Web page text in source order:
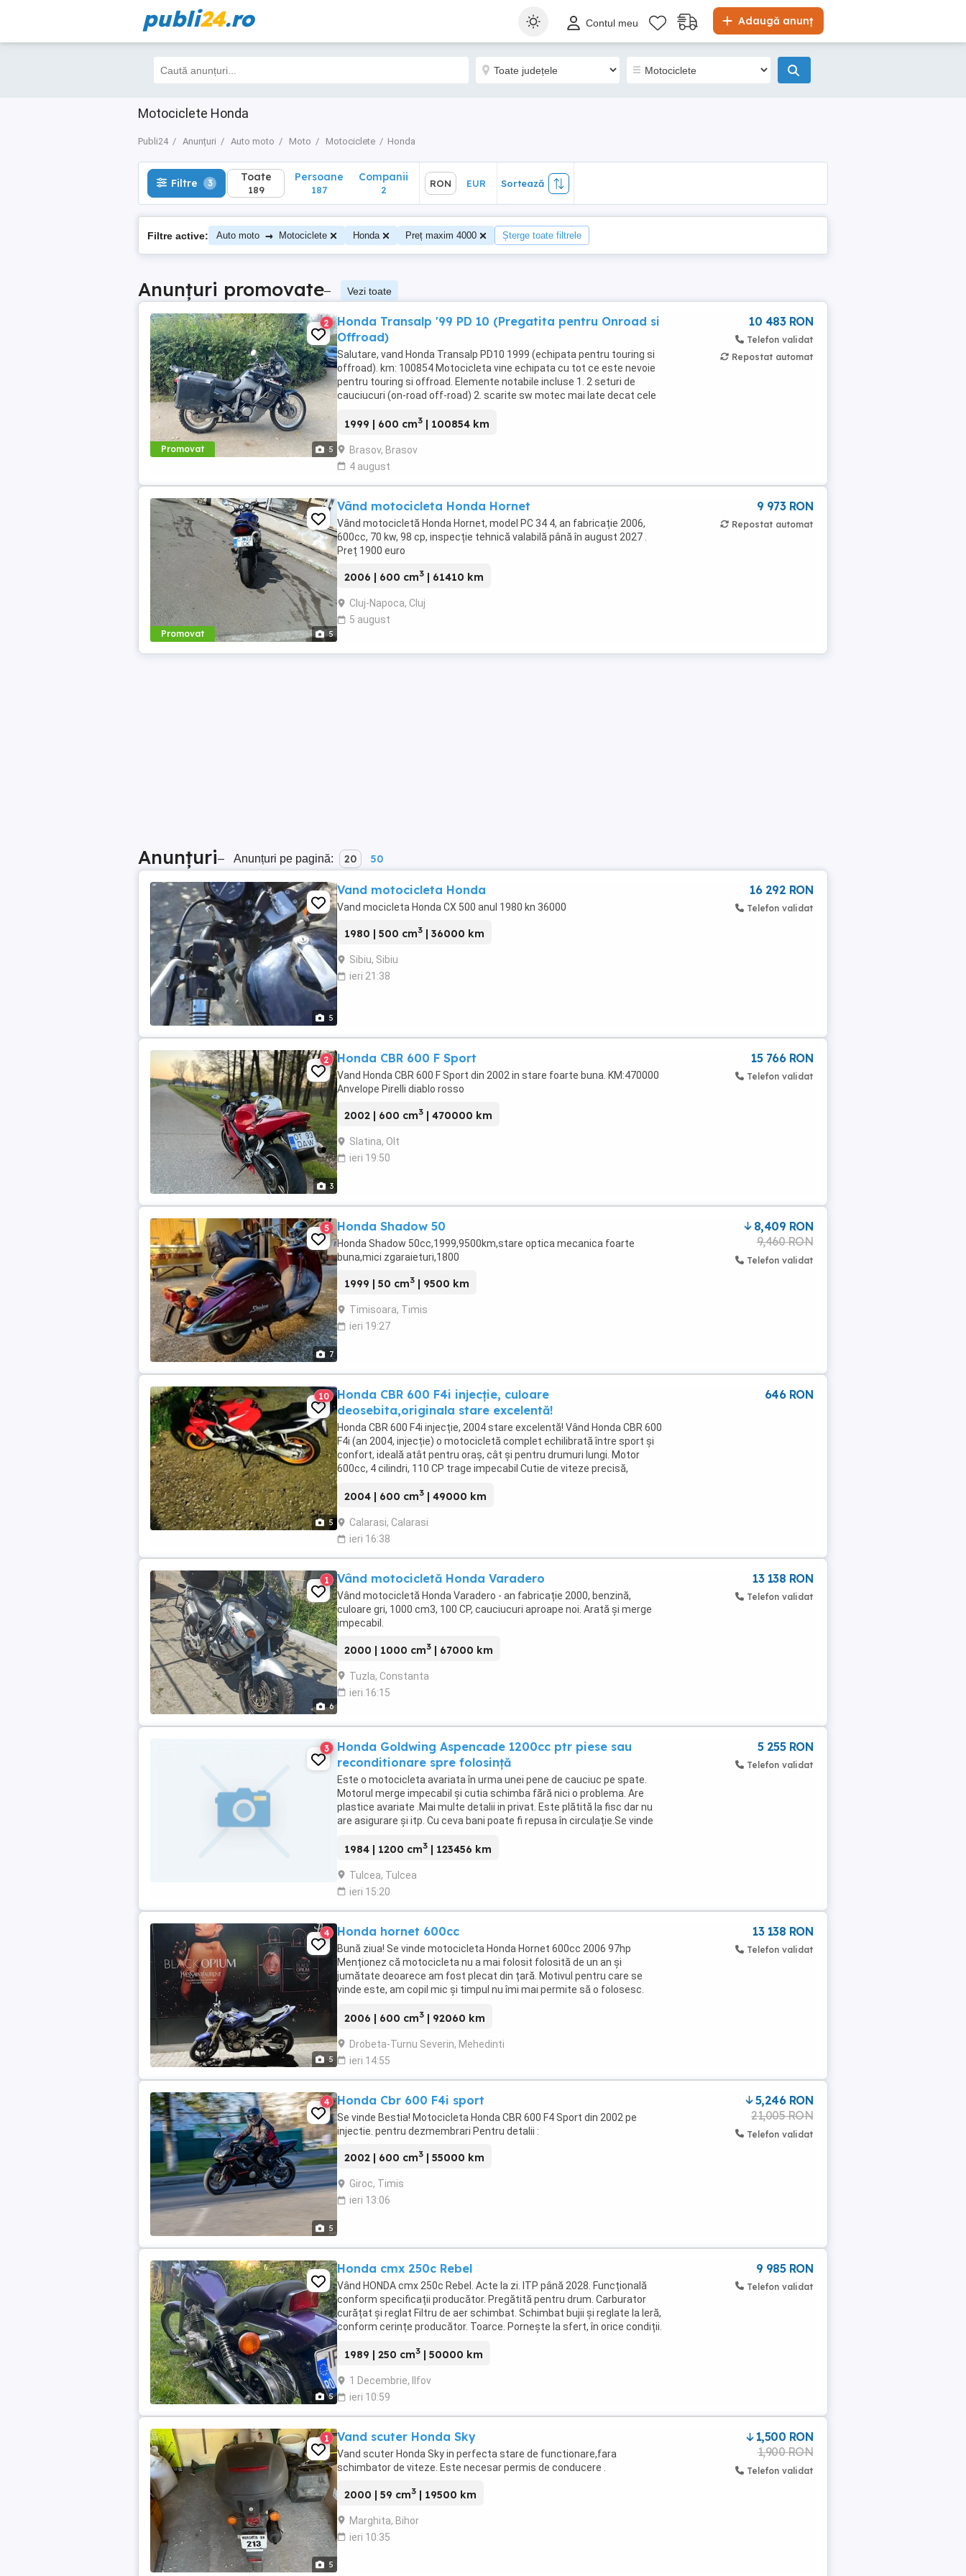
publi24.ro Adaugă anunț
Contul meu
Motociclete Honda
Publi24 Anunțuri Auto moto Moto Motociclete Honda
Filtre 3 Toate
189
Sortează
Filtre 3 Toate
189
Persoane
187
Companii
2
RON EUR Sortează
Filtre active: Auto moto → Motociclete Honda Preț maxim 4000 Șterge toate filtrele
Anunțuri promovate– Vezi toate
Promovat 5
2
Honda Transalp '99 PD 10 (Pregatita pentru Onroad si
Offroad)
Salutare, vand Honda Transalp PD10 1999 (echipata pentru touring si
offroad). km: 100854 Motocicleta vine echipata cu tot ce este nevoie
pentru touring si offroad. Elemente notabile incluse 1. 2 seturi de
cauciucuri (on-road off-road) 2. scarite sw motec mai late decat cele
1999 | 600 cm3 | 100854 km
Brasov, Brasov
4 august
10 483 RON
Telefon validat
Repostat automat
Promovat 5
Vând motocicleta Honda Hornet
Vând motocicletă Honda Hornet, model PC 34 4, an fabricație 2006,
600cc, 70 kw, 98 cp, inspecție tehnică valabilă până în august 2027 .
Preț 1900 euro
2006 | 600 cm3 | 61410 km
Cluj-Napoca, Cluj
5 august
9 973 RON
Repostat automat
Anunțuri– Anunțuri pe pagină: 20 50
5
Vand motocicleta Honda
Vand mocicleta Honda CX 500 anul 1980 kn 36000
1980 | 500 cm3 | 36000 km
Sibiu, Sibiu
ieri 21:38
16 292 RON
Telefon validat
3
2 Honda CBR 600 F Sport
Vand Honda CBR 600 F Sport din 2002 in stare foarte buna. KM:470000
Anvelope Pirelli diablo rosso
2002 | 600 cm3 | 470000 km
Slatina, Olt
ieri 19:50
15 766 RON
Telefon validat
7
5 Honda Shadow 50
Honda Shadow 50cc,1999,9500km,stare optica mecanica foarte
buna,mici zgaraieturi,1800
1999 | 50 cm3 | 9500 km
Timisoara, Timis
ieri 19:27
8,409 RON
9,460 RON
Telefon validat
5
10
Honda CBR 600 F4i injecție, culoare
deosebita,originala stare excelentă!
Honda CBR 600 F4i injecție, 2004 stare excelentă! Vând Honda CBR 600
F4i (an 2004, injecție) o motocicletă complet echilibrată între sport și
confort, ideală atât pentru oraș, cât și pentru drumuri lungi. Motor
600cc, 4 cilindri, 110 CP trage impecabil Cutie de viteze precisă,
2004 | 600 cm3 | 49000 km
Calarasi, Calarasi
ieri 16:38
646 RON
6
1 Vând motocicletă Honda Varadero
Vând motocicletă Honda Varadero - an fabricație 2000, benzină,
culoare gri, 1000 cm3, 100 CP, cauciucuri aproape noi. Arată și merge
impecabil.
2000 | 1000 cm3 | 67000 km
Tuzla, Constanta
ieri 16:15
13 138 RON
Telefon validat
3
Honda Goldwing Aspencade 1200cc ptr piese sau
reconditionare spre folosință
Este o motocicleta avariata în urma unei pene de cauciuc pe spate.
Motorul merge impecabil și cutia schimba fără nici o problema. Are
plastice avariate .Mai multe detalii in privat. Este plătită la fisc dar nu
are asigurare și itp. Cu ceva bani poate fi repusa în circulație.Se vinde
1984 | 1200 cm3 | 123456 km
Tulcea, Tulcea
ieri 15:20
5 255 RON
Telefon validat
5
4 Honda hornet 600cc
Bună ziua! Se vinde motocicleta Honda Hornet 600cc 2006 97hp
Menționez că motocicleta nu a mai folosit folosită de un an și
jumătate deoarece am fost plecat din țară. Motivul pentru care se
vinde este, am copil mic și timpul nu îmi mai permite să o folosesc.
2006 | 600 cm3 | 92060 km
Drobeta-Turnu Severin, Mehedinti
ieri 14:55
13 138 RON
Telefon validat
5
4 Honda Cbr 600 F4i sport
Se vinde Bestia! Motocicleta Honda CBR 600 F4 Sport din 2002 pe
injectie. pentru dezmembrari Pentru detalii :
2002 | 600 cm3 | 55000 km
Giroc, Timis
ieri 13:06
5,246 RON
21,005 RON
Telefon validat
5
Honda cmx 250c Rebel
Vând HONDA cmx 250c Rebel. Acte la zi. ITP până 2028. Funcțională
conform specificații producător. Pregătită pentru drum. Carburator
curățat și reglat Filtru de aer schimbat. Schimbat bujii și reglate la leră,
conform cerințe producător. Toarce. Pornește la sfert, în orice condiții.
1989 | 250 cm3 | 50000 km
1 Decembrie, Ilfov
ieri 10:59
9 985 RON
Telefon validat
5
1 Vand scuter Honda Sky
Vand scuter Honda Sky in perfecta stare de functionare,fara
schimbator de viteze. Este necesar permis de conducere .
2000 | 59 cm3 | 19500 km
Marghita, Bihor
ieri 10:35
1,500 RON
1,900 RON
Telefon validat